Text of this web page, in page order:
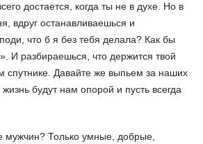
достается, когда ты не в духе. Но в
вдруг останавливаешься и
что б я без тебя делала? Как бы
И разбираешься, что держится твой
спутнике. Давайте же выпьем за наших
будут нам опорой и пусть всегда
мужчин? Только умные, добрые,